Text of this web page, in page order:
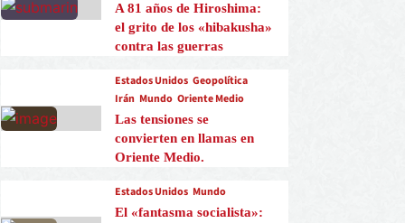
A 81 años de Hiroshima:
el grito de los «hibakusha»
contra las guerras
Estados Unidos Geopolítica
Irán Mundo Oriente Medio
Las tensiones se
convierten en llamas en
Oriente Medio.
Estados Unidos Mundo
El «fantasma socialista»: